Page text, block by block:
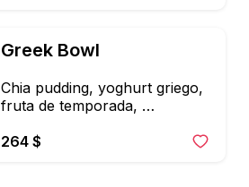
Greek Bowl
Chia pudding, yoghurt griego,
fruta de temporada,
264 $